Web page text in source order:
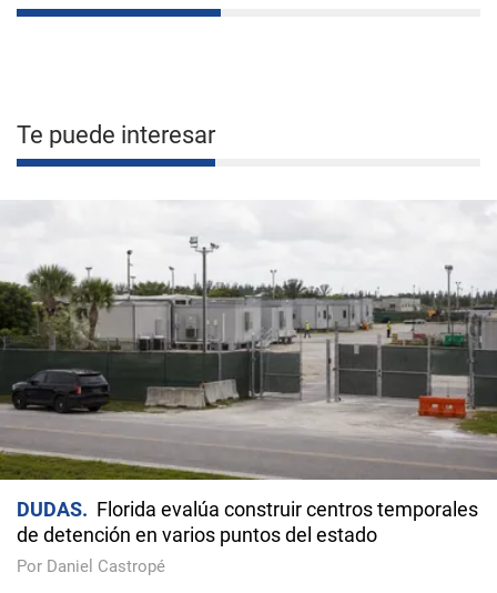
Te puede interesar
DUDAS
Florida evalúa construir centros temporales
de detención en varios puntos del estado
Por Daniel Castropé